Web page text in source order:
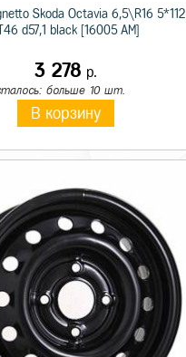
Skoda Octavia 6,5\R16 5*112
d57,1 black [16005 AM]
3 278 р.
больше 10 шт.
В корзину